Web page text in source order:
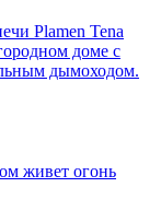
Plamen Tena
доме с
дымоходом.
живет огонь